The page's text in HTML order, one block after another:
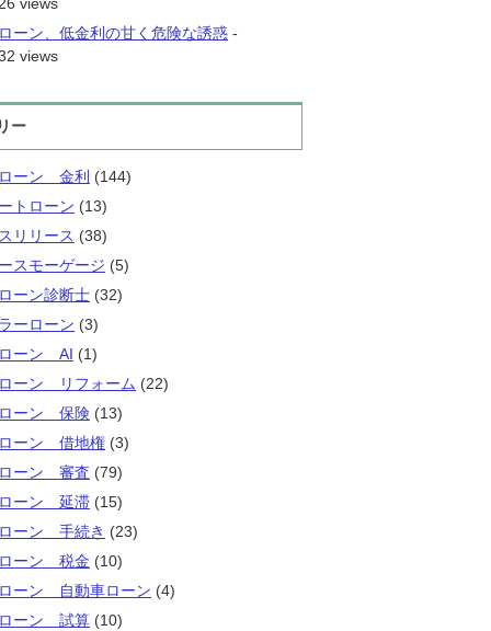
ーン、低金利の甘く危険な誘惑 -
views
ー
ーン 金利 (144)
トローン (13)
リリース (38)
スモーゲージ (5)
ーン診断士 (32)
ーローン (3)
ーン AI (1)
ーン リフォーム (22)
ーン 保険 (13)
ーン 借地権 (3)
ーン 審査 (79)
ーン 延滞 (15)
ーン 手続き (23)
ーン 税金 (10)
ーン 自動車ローン (4)
ーン 試算 (10)